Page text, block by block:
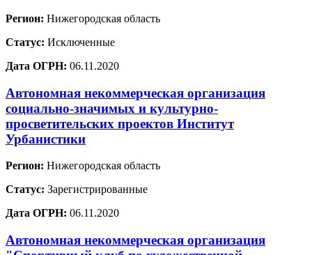
Регион: Нижегородская область
Статус: Исключенные
Дата ОГРН: 06.11.2020
Автономная некоммерческая организация
социально-значимых и культурно-
просветительских проектов Институт
Урбанистики
Регион: Нижегородская область
Статус: Зарегистрированные
Дата ОГРН: 06.11.2020
Автономная некоммерческая организация